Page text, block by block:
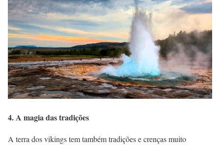
4. A magia das tradições
A terra dos vikings tem também tradições e crenças muito